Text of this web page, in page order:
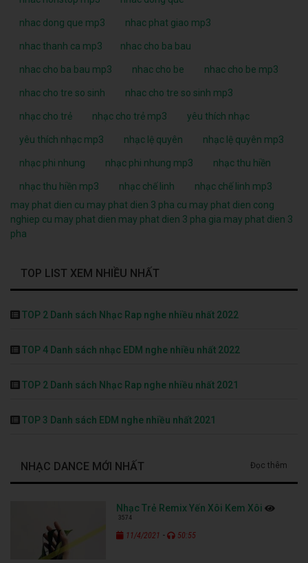
nhac dong que mp3 nhac phat giao mp3
nhac thanh ca mp3 nhac cho ba bau
nhac cho ba bau mp3 nhac cho be nhac cho be mp3
nhac cho tre so sinh nhac cho tre so sinh mp3
nhạc cho trẻ nhạc cho trẻ mp3 yêu thích nhạc
yêu thích nhạc mp3 nhạc lệ quyên nhạc lệ quyên mp3
nhạc phi nhung nhạc phi nhung mp3 nhạc thu hiền
nhạc thu hiền mp3 nhạc chế linh
nhạc chế linh mp3
may phat dien cu may phat dien 3 pha cu may phat dien cong
nghiep cu may phat dien may phat dien 3 pha gia may phat dien 3
pha
TOP LIST XEM NHIỀU NHẤT
TOP 2 Danh sách Nhạc Rap nghe nhiều nhất 2022
TOP 4 Danh sách nhạc EDM nghe nhiều nhất 2022
TOP 2 Danh sách Nhạc Rap nghe nhiều nhất 2021
TOP 3 Danh sách EDM nghe nhiều nhất 2021
NHẠC DANCE MỚI NHẤT Đọc thêm
Nhạc Trẻ Remix Yến Xôi Kem Xôi
3574
11/4/2021 - 50:55